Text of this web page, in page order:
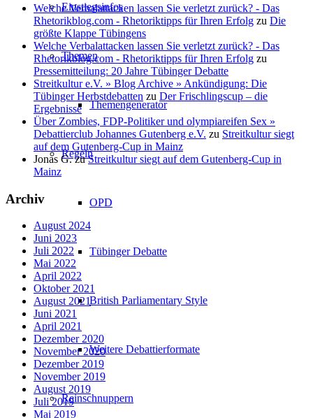
Einstiegsinfos
Themen
Themengenerator
Regeln
OPD
Tübinger Debatte
British Parliamentary Style
Weitere Debattierformate
Reinschnuppern
Welche Verbalattacken lassen Sie verletzt zurück? - Das
Rhetorikblog.com - Rhetoriktipps für Ihren Erfolg zu Die
größte Klappe Tübingens
Welche Verbalattacken lassen Sie verletzt zurück? - Das
Rhetorikblog.com - Rhetoriktipps für Ihren Erfolg zu
Pressemitteilung: 20 Jahre Tübinger Debatte
Streitkultur e.V. » Blog Archive » Ankündigung: Die
Tübinger Herbstdebatten zu Der Frischlingscup – die
Ergebnisse
Über Zombies, FDP-Politiker und olympiareifen Sex »
Debattierclub Johannes Gutenberg e.V. zu Streitkultur siegt
auf dem Gutenberg-Cup in Mainz
Jonas G.zuStreitkultur siegt auf dem Gutenberg-Cup in
Mainz
Archiv
August 2024
Juni 2023
Juli 2022
Mai 2022
April 2022
Oktober 2021
August 2021
Juni 2021
April 2021
Dezember 2020
November 2020
Dezember 2019
November 2019
August 2019
Juli 2019
Mai 2019